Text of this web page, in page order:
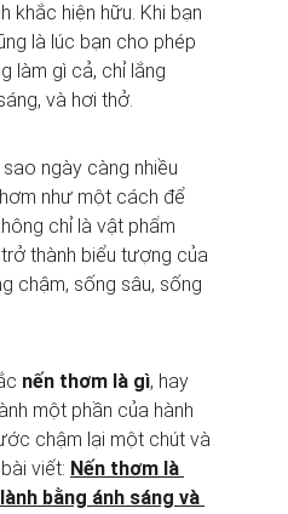
khắc hiện hữu. Khi bạn
là lúc bạn cho phép
làm gì cả, chỉ lắng
và hơi thở.
ngày càng nhiều
như một cách để
chỉ là vật phẩm
thành biểu tượng của
chậm, sống sâu, sống
nến thơm là gì, hay
một phần của hành
chậm lại một chút và
viết: Nến thơm là
bằng ánh sáng và